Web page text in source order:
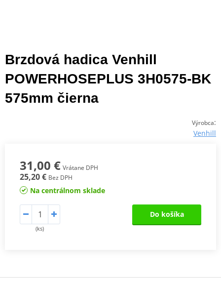
Brzdová hadica Venhill
POWERHOSEPLUS 3H0575-BK
575mm čierna
Výrobca:
Venhill
31,00 € Vrátane DPH
25,20 € Bez DPH
Na centrálnom sklade
(ks)
Do košíka